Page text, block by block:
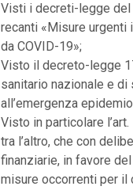
Visti i decreti-legge del
recanti «Misure urgenti
da COVID-19»;
Visto il decreto-legge
sanitario nazionale e
all’emergenza
Visto in particolare
tra l’altro, che con
finanziarie, in favore
misure occorrenti per il